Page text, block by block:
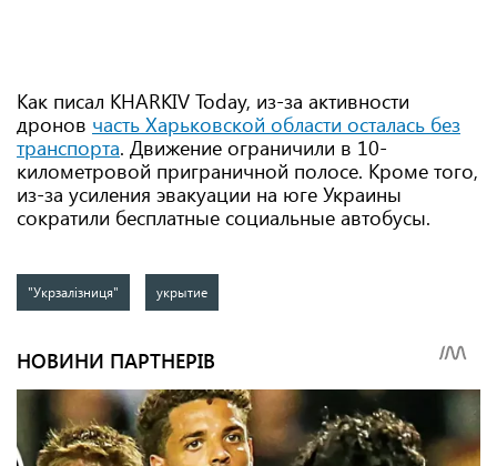
Как писал KHARKIV Today, из-за активности
дронов часть Харьковской области осталась без
транспорта. Движение ограничили в 10-
километровой приграничной полосе. Кроме того,
из-за усиления эвакуации на юге Украины
сократили бесплатные социальные автобусы.
"Укрзалізниця" укрытие